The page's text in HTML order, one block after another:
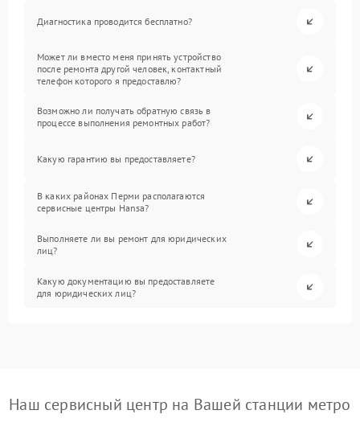
Диагностика проводится бесплатно?
Может ли вместо меня принять устройство
после ремонта другой человек, контактный
телефон которого я предоставлю?
Возможно ли получать обратную связь в
процессе выполнения ремонтных работ?
Какую гарантию вы предоставляете?
В каких районах Перми располагаются
сервисные центры Hansa?
Выполняете ли вы ремонт для юридических
лиц?
Какую документацию вы предоставляете
для юридических лиц?
Наш сервисный центр на Вашей станции метро